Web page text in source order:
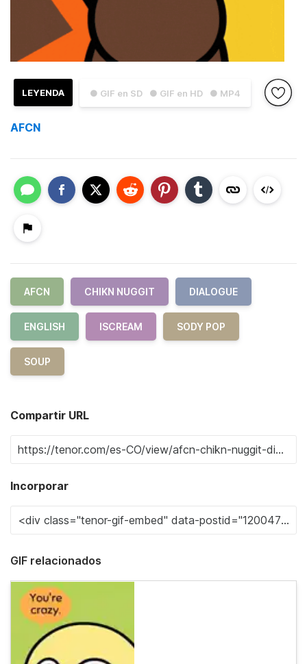
● GIF en SD ● GIF en HD ● MP4
LEYENDA
AFCN
AFCN CHIKN NUGGIT DIALOGUE
ENGLISH ISCREAM SODY POP
SOUP
Compartir URL
Incorporar
GIF relacionados